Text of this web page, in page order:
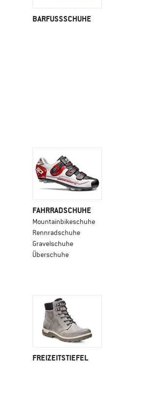
BARFUSSSCHUHE
FAHRRADSCHUHE
Mountainbikeschuhe
Rennradschuhe
Gravelschuhe
Überschuhe
FREIZEITSTIEFEL